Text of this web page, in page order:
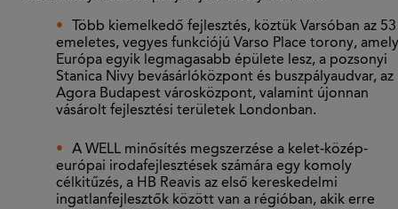
Több kiemelkedő fejlesztés, köztük Varsóban az 53
emeletes, vegyes funkciójú Varso Place torony, amely
Európa egyik legmagasabb épülete lesz, a pozsonyi
Stanica Nivy bevásárlóközpont és buszpályaudvar, az
Agora Budapest városközpont, valamint újonnan
vásárolt fejlesztési területek Londonban.
A WELL minősítés megszerzése a kelet-közép-
európai irodafejlesztések számára egy komoly
célkitűzés, a HB Reavis az első kereskedelmi
ingatlanfejlesztők között van a régióban, akik erre